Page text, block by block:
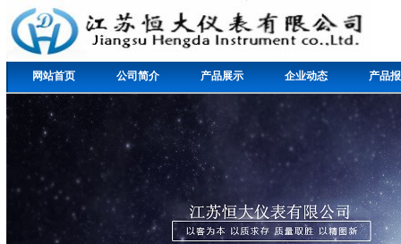
网站首页 公司简介 产品展示 企业动态 产品